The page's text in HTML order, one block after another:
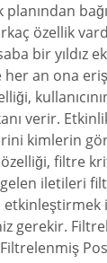
özellik
bir yıldız
an ona
verir.
kimlerin
filtre
iletileri
gerekir.